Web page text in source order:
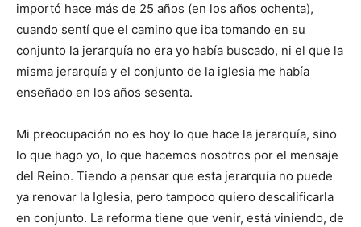
importó hace más de 25 años (en los años ochenta),
cuando sentí que el camino que iba tomando en su
conjunto la jerarquía no era yo había buscado, ni el que la
misma jerarquía y el conjunto de la iglesia me había
enseñado en los años sesenta.
Mi preocupación no es hoy lo que hace la jerarquía, sino
lo que hago yo, lo que hacemos nosotros por el mensaje
del Reino. Tiendo a pensar que esta jerarquía no puede
ya renovar la Iglesia, pero tampoco quiero descalificarla
en conjunto. La reforma tiene que venir, está viniendo, de